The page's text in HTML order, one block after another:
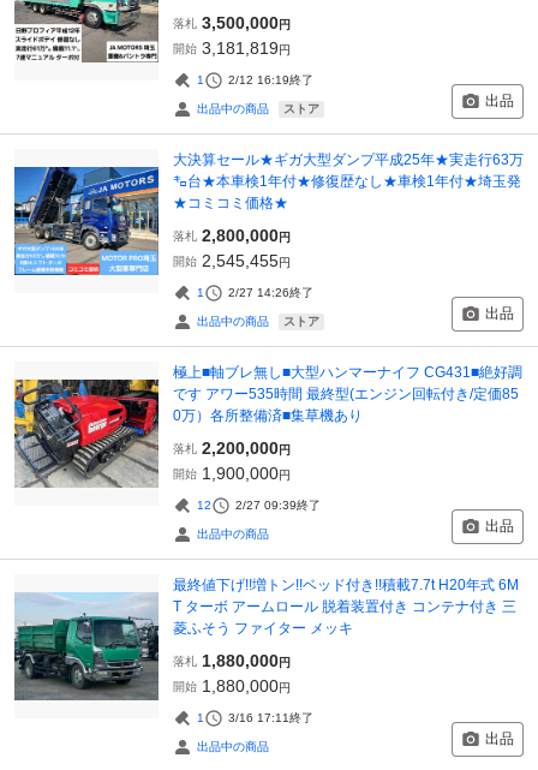
落札 3,500,000円
開始 3,181,819円
1 2/12 16:19終了
出品中の商品 ストア 出品
大決算セール★ギガ大型ダンプ平成25年★実走行63万
㌔台★本車検1年付★修復歴なし★車検1年付★埼玉発
★コミコミ価格★
落札 2,800,000円
開始 2,545,455円
1 2/27 14:26終了
出品中の商品 ストア 出品
極上■軸ブレ無し■大型ハンマーナイフ CG431■絶好調
です アワー535時間 最終型(エンジン回転付き/定価85
0万）各所整備済■集草機あり
落札 2,200,000円
開始 1,900,000円
12 2/27 09:39終了
出品中の商品 出品
最終値下げ!!増トン!!ベッド付き!!積載7.7t H20年式 6M
T ターボ アームロール 脱着装置付き コンテナ付き 三
菱ふそう ファイター メッキ
落札 1,880,000円
開始 1,880,000円
1 3/16 17:11終了
出品中の商品 出品